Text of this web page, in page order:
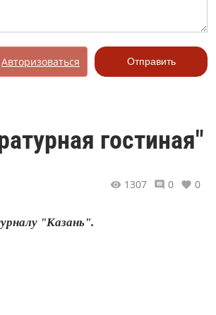
Авторизоваться Отправить
гостиная"
1307 0 0
"Казань".